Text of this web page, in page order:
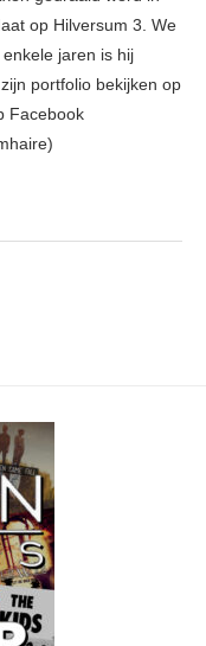
op Hilversum 3. We
jaren is hij
portfolio bekijken op
Facebook